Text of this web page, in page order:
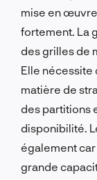
mise en
fortement. La
des grilles de
Elle nécessite
matière de
des partitions
disponibilité.
également
grande